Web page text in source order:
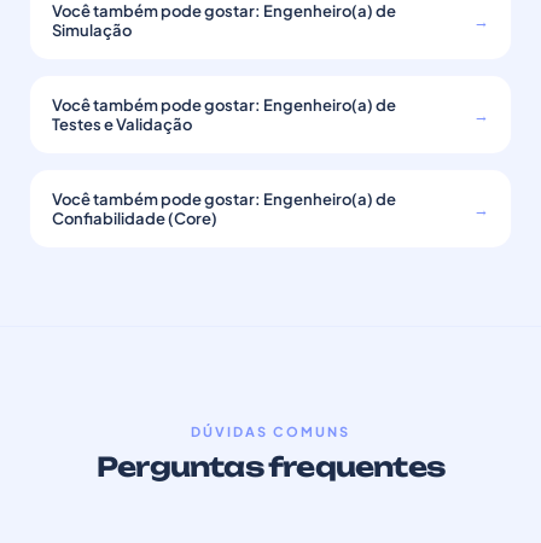
Você também pode gostar: Engenheiro(a) de
Simulação
→
Você também pode gostar: Engenheiro(a) de
Testes e Validação
→
Você também pode gostar: Engenheiro(a) de
Confiabilidade (Core)
→
DÚVIDAS COMUNS
Perguntas frequentes